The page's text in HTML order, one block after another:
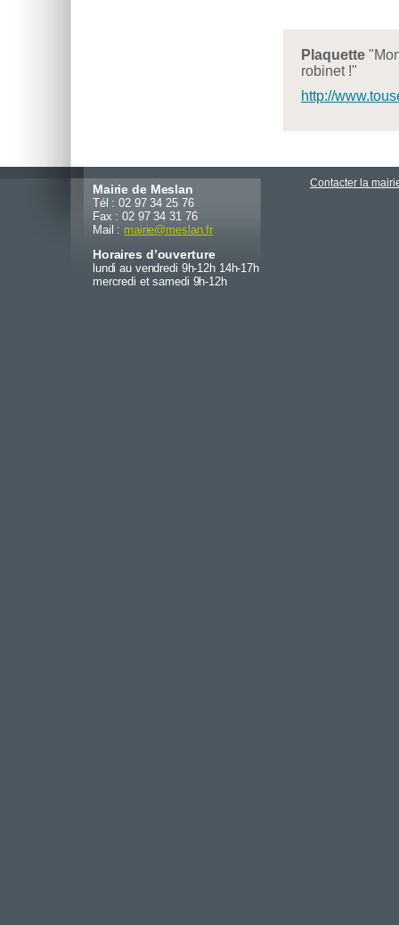
Plaquette
robinet !"
http://
Mairie de Meslan
Tél : 02 97 34 25 76
Fax : 02 97 34 31 76
Mail : mairie@meslan.fr
Horaires d’ouverture
lundi au vendredi 9h-12h 14h-17h
mercredi et samedi 9h-12h
Contacter la